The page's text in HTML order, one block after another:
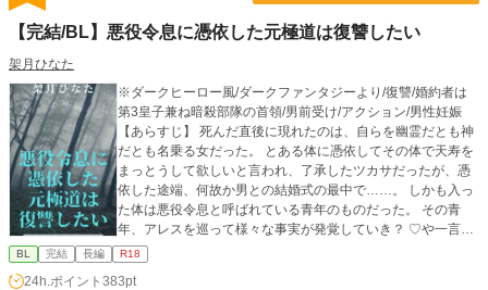
【完結/BL】悪役令息に憑依した元極道は復讐したい
架月ひなた
※ダークヒーロー風/ダークファンタジーより/復讐/婚約者は
第3皇子兼ね暗殺部隊の首領/男前受け/アクション/男性妊娠
【あらすじ】 死んだ直後に現れたのは、自らを幽霊だとも神
だとも名乗る女だった。 とある体に憑依してその体で天寿を
まっとうして欲しいと言われ、了承したツカサだったが、憑
依した途端、何故か男との結婚式の最中で……。 しかも入っ
た体は悪役令息と呼ばれている青年のものだった。 その青
年、アレスを巡って様々な事実が発覚していき？ ♡や一言コ
メ（長文コメも大歓迎🙏✨)で応援していただけると嬉しいで
す🥹
BL 完結 長編 R18
24h.ポイント 383pt